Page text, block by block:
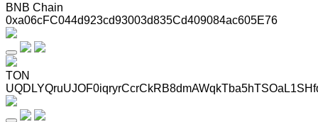
BNB Chain
0xa06cFC044d923cd93003d835Cd409084ac605E76
TON